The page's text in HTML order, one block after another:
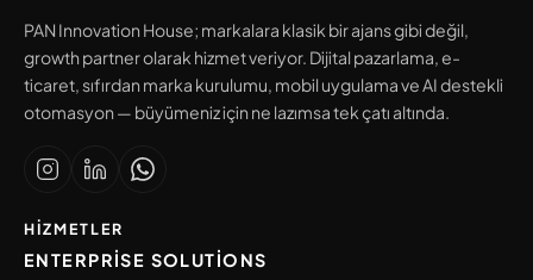
PAN Innovation House; markalara klasik bir ajans gibi değil,
growth partner olarak hizmet veriyor. Dijital pazarlama, e-
ticaret, sıfırdan marka kurulumu, mobil uygulama ve AI destekli
otomasyon — büyümeniz için ne lazımsa tek çatı altında.
HIZMETLER
ENTERPRISE SOLUTIONS